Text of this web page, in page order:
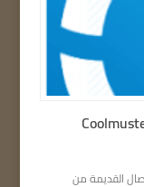
القديمة من